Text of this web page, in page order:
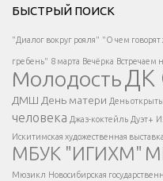
Есть вопрос?
Напишите нам
</span >
Написать
</button >
БЫСТРЫЙ ПОИСК
"Диалог вокруг рояля" "О чем
гребень" 8 марта Вечёрка Встречаем
МолодостьДК
ДМШ День матери День
человека Джаз-коктейль Дуэт+
Искитимская художественная выставка
МБУК "ИГИХМ"
Мюзикл Новосибирская